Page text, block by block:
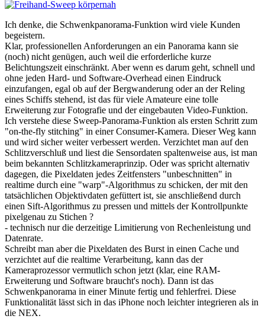
Ich denke, die Schwenkpanorama-Funktion wird viele Kunden
begeistern.
Klar, professionellen Anforderungen an ein Panorama kann sie
(noch) nicht genügen, auch weil die erforderliche kurze
Belichtungszeit einschränkt. Aber wenn es darum geht, schnell und
ohne jeden Hard- und Software-Overhead einen Eindruck
einzufangen, egal ob auf der Bergwanderung oder an der Reling
eines Schiffs stehend, ist das für viele Amateure eine tolle
Erweiterung zur Fotografie und der eingebauten Video-Funktion.
Ich verstehe diese Sweep-Panorama-Funktion als ersten Schritt zum
"on-the-fly stitching" in einer Consumer-Kamera. Dieser Weg kann
und wird sicher weiter verbessert werden. Verzichtet man auf den
Schlitzverschluß und liest die Sensordaten spaltenweise aus, ist man
beim bekannten Schlitzkameraprinzip. Oder was spricht alternativ
dagegen, die Pixeldaten jedes Zeitfensters "unbeschnitten" in
realtime durch eine "warp"-Algorithmus zu schicken, der mit den
tatsächlichen Objektivdaten gefüttert ist, sie anschließend durch
einen Sift-Algorithmus zu pressen und mittels der Kontrollpunkte
pixelgenau zu Stichen ?
- technisch nur die derzeitige Limitierung von Rechenleistung und
Datenrate.
Schreibt man aber die Pixeldaten des Burst in einen Cache und
verzichtet auf die realtime Verarbeitung, kann das der
Kameraprozessor vermutlich schon jetzt (klar, eine RAM-
Erweiterung und Software braucht's noch). Dann ist das
Schwenkpanorama in einer Minute fertig und fehlerfrei. Diese
Funktionalität lässt sich in das iPhone noch leichter integrieren als in
die NEX.